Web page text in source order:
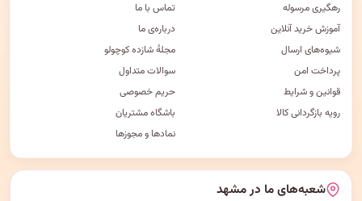
رهگیری مرسوله
آموزش خرید آنلاین
شیوه‌های ارسال
پرداخت امن
قوانین و شرایط
رویه بازگردانی کالا
تماس با ما
درباره‌ی ما
مجلهٔ شازده کوچولو
سوالات متداول
حریم خصوصی
باشگاه مشتریان
نمادها و مجوزها
شعبه‌های ما در مشهد